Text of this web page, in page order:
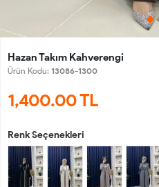
Hazan Takım Kahverengi
Ürün Kodu: 13086-1300
1,400.00TL
Renk Seçenekleri